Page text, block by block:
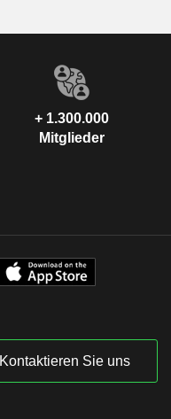
+ 1.300.000
Mitglieder
Kontaktieren Sie uns